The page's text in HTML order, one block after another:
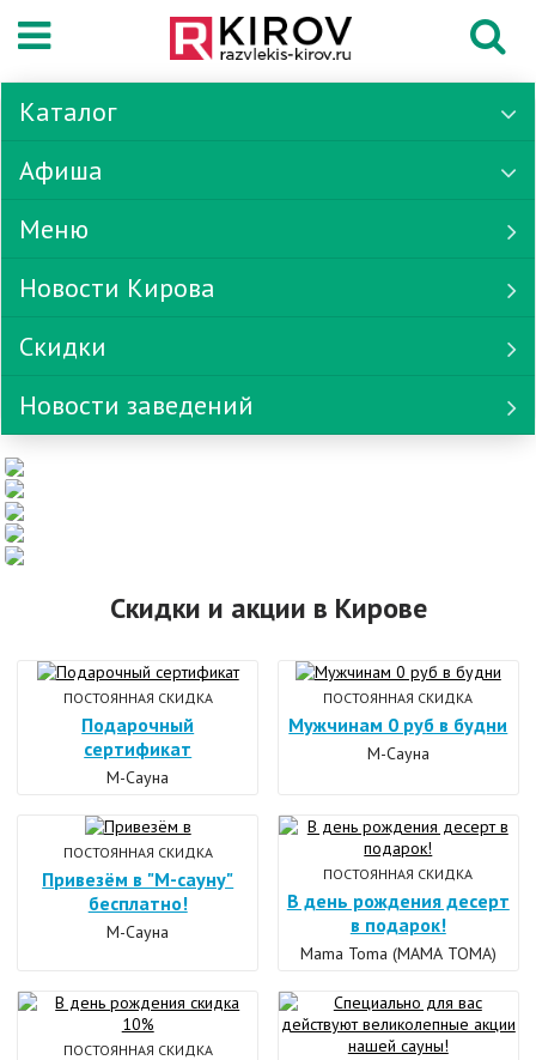
Каталог
Афиша
Меню
Новости Кирова
Скидки
Новости заведений
Скидки и акции в Кирове
ПОСТОЯННАЯ СКИДКА
Подарочный
сертификат
М-Сауна
ПОСТОЯННАЯ СКИДКА
Мужчинам 0 руб в будни
М-Сауна
ПОСТОЯННАЯ СКИДКА
Привезём в "М-сауну"
бесплатно!
М-Сауна
ПОСТОЯННАЯ СКИДКА
В день рождения десерт
в подарок!
Mama Toma (МАМА ТОМА)
ПОСТОЯННАЯ СКИДКА